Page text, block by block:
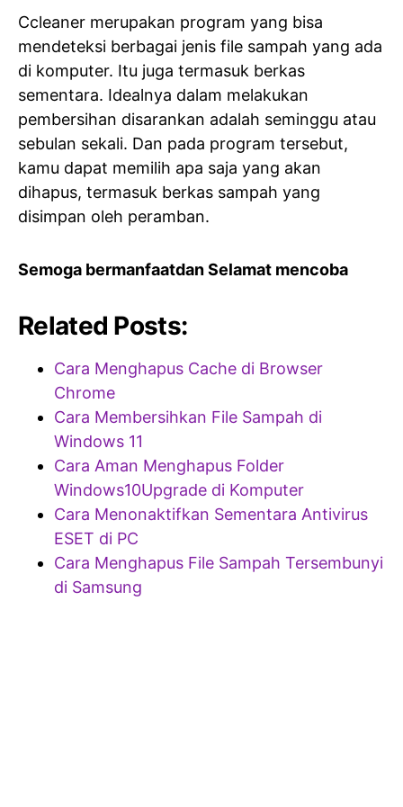
Ccleaner merupakan program yang bisa
mendeteksi berbagai jenis file sampah yang ada
di komputer. Itu juga termasuk berkas
sementara. Idealnya dalam melakukan
pembersihan disarankan adalah seminggu atau
sebulan sekali. Dan pada program tersebut,
kamu dapat memilih apa saja yang akan
dihapus, termasuk berkas sampah yang
disimpan oleh peramban.
Semoga bermanfaatdan Selamat mencoba
Related Posts:
Cara Menghapus Cache di Browser
Chrome
Cara Membersihkan File Sampah di
Windows 11
Cara Aman Menghapus Folder
Windows10Upgrade di Komputer
Cara Menonaktifkan Sementara Antivirus
ESET di PC
Cara Menghapus File Sampah Tersembunyi
di Samsung